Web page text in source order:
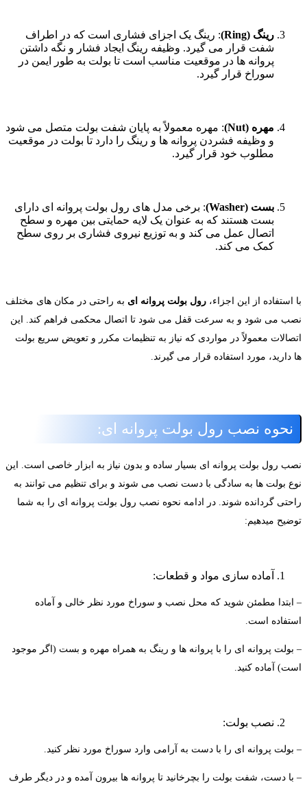
رینگ (Ring)
: رینگ یک اجزای فشاری است که در اطراف
شفت قرار می گیرد. وظیفه رینگ ایجاد فشار و نگه داشتن
پروانه ها در موقعیت مناسب است تا بولت به طور ایمن در
سوراخ قرار گیرد.
مهره (Nut)
: مهره معمولاً به پایان شفت بولت متصل می شود
و وظیفه فشردن پروانه ها و رینگ را دارد تا بولت در موقعیت
مطلوب خود قرار گیرد.
بست (Washer)
: برخی مدل های رول بولت پروانه ای دارای
بست هستند که به عنوان یک لایه حمایتی بین مهره و سطح
اتصال عمل می کند و به توزیع نیروی فشاری بر روی سطح
کمک می کند.
استفاده از این اجزاء،رول بولت پروانه ای به راحتی در مکان های مختلف
می شود و به سرعت قفل می شود تا اتصال محکمی فراهم کند. این
معمولاً در مواردی که نیاز به تنظیمات مکرر و تعویض سریع بولت
دارید، مورد استفاده قرار می گیرند.
نحوه نصب رول بولت پروانه ای:
رول بولت پروانه ای بسیار ساده و بدون نیاز به ابزار خاصی است. این
بولت ها به سادگی با دست نصب می شوند و برای تنظیم می توانند به
گردانده شوند. در ادامه نحوه نصب رول بولت پروانه ای را به شما
میدهیم:
آماده سازی مواد و قطعات:
ابتدا مطمئن شوید که محل نصب و سوراخ مورد نظر خالی و آماده
است.
بولت پروانه ای را با پروانه ها و رینگ به همراه مهره و بست (اگر موجود
آماده کنید.
نصب بولت:
بولت پروانه ای را با دست به آرامی وارد سوراخ مورد نظر کنید.
با دست، شفت بولت را بچرخانید تا پروانه ها بیرون آمده و در دیگر طرف